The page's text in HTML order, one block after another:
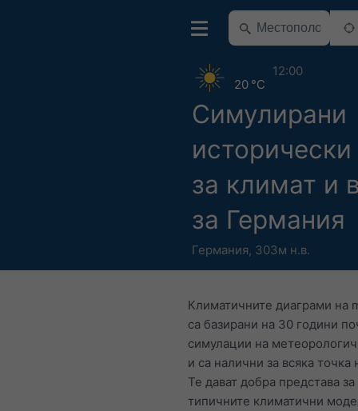
Симулирани
за климат и
за Германия
Германия, 303м н.в.
20 °C
12:00
Климатичните диаграми на
са базирани на 30 години
симулации на
и са налични за всяка точка
Те дават добра представа за
типичните климатични